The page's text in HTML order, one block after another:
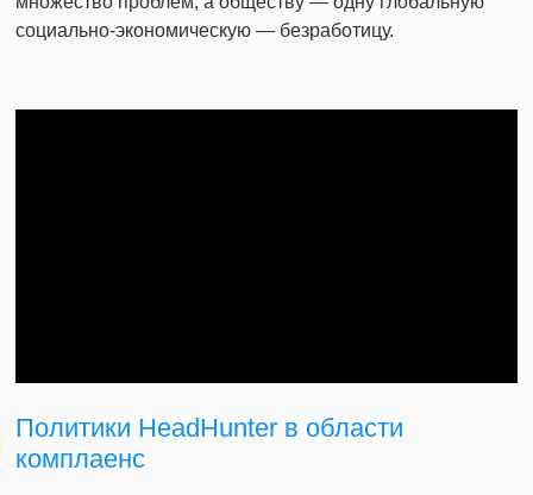
социально-экономическую — безработицу.
Политики HeadHunter в области
комплаенс